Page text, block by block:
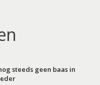
steeds geen baas in